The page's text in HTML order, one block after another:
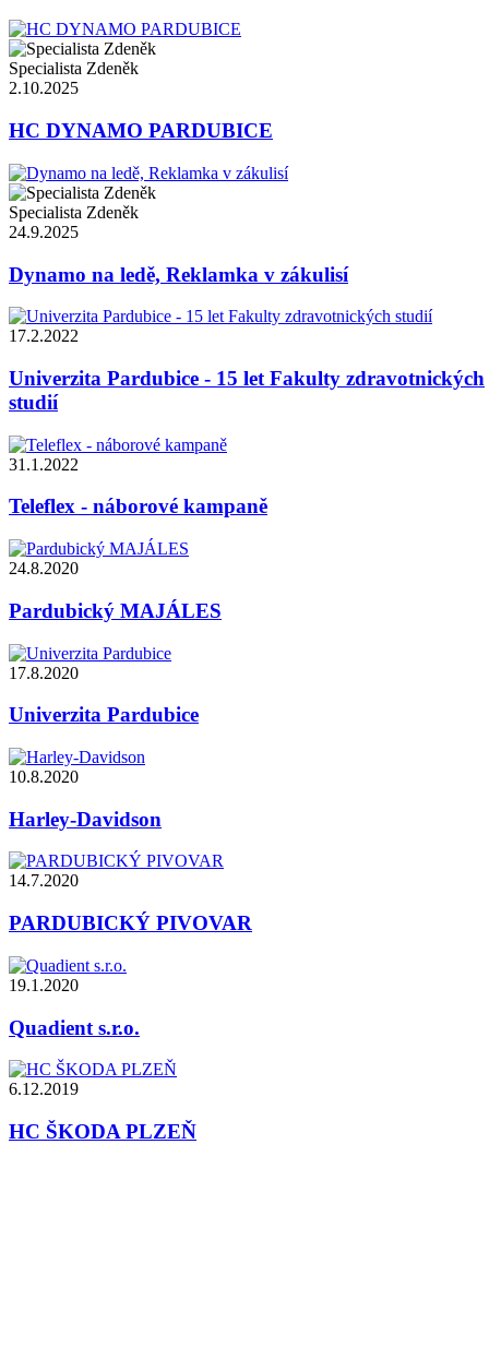
Specialista Zdeněk
2.10.2025
HC DYNAMO PARDUBICE
Specialista Zdeněk
24.9.2025
Dynamo na ledě, Reklamka v zákulisí
17.2.2022
Univerzita Pardubice - 15 let Fakulty zdravotnických
studií
31.1.2022
Teleflex - náborové kampaně
24.8.2020
Pardubický MAJÁLES
17.8.2020
Univerzita Pardubice
10.8.2020
Harley-Davidson
14.7.2020
PARDUBICKÝ PIVOVAR
19.1.2020
Quadient s.r.o.
6.12.2019
HC ŠKODA PLZEŇ